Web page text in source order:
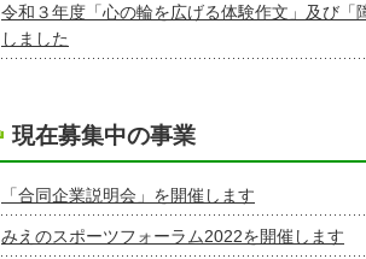
令和３年度「心の輪を広げる体験作文」及び
しました
現在募集中の事業
「合同企業説明会」を開催します
みえのスポーツフォーラム2022を開催します